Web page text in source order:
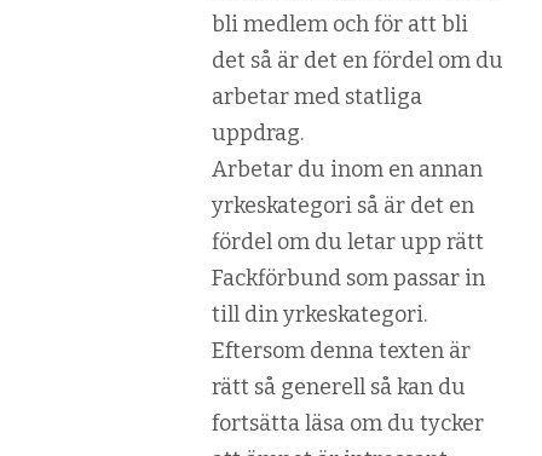
bli medlem och för att bli
det så är det en fördel om du
arbetar med statliga
uppdrag.
Arbetar du inom en annan
yrkeskategori så är det en
fördel om du letar upp rätt
Fackförbund som passar in
till din yrkeskategori.
Eftersom denna texten är
rätt så generell så kan du
fortsätta läsa om du tycker